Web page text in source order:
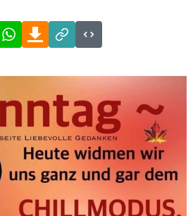
FacebookWhatsAppDownload
Link
Code